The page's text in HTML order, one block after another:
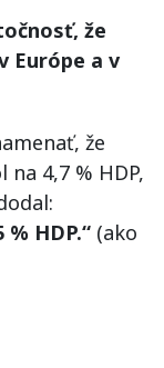
že
Európe a v
že
4,7 % HDP,
HDP.“ (ako